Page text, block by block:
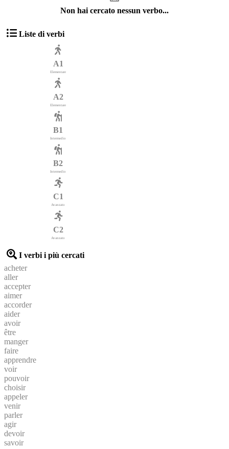
Non hai cercato nessun verbo...
Liste di verbi
A1
Elementare
A2
Elementare
B1
Intermedio
B2
Intermedio
C1
Avanzato
C2
Avanzato
I verbi i più cercati
acheter
aller
accepter
aimer
accorder
aider
avoir
être
manger
faire
apprendre
voir
pouvoir
choisir
appeler
venir
parler
agir
devoir
savoir